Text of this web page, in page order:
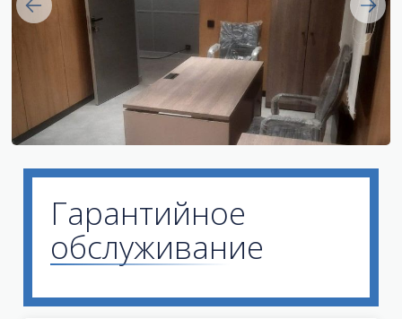
Гарантийное
обслуживание